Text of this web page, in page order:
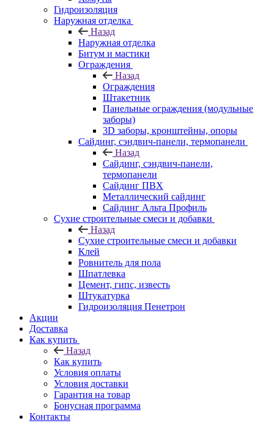
Гидроизоляция
Наружная отделка
Назад
Наружная отделка
Битум и мастики
Ограждения
Назад
Ограждения
Штакетник
Панельные ограждения (модульные
заборы)
3D заборы, кронштейны, опоры
Cайдинг, сэндвич-панели, термопанели
Назад
Cайдинг, сэндвич-панели,
термопанели
Сайдинг ПВХ
Металлический сайдинг
Сайдинг Альта Профиль
Сухие строительные смеси и добавки
Назад
Сухие строительные смеси и добавки
Клей
Ровнитель для пола
Шпатлевка
Цемент, гипс, известь
Штукатурка
Гидроизоляция Пенетрон
Акции
Доставка
Как купить
Назад
Как купить
Условия оплаты
Условия доставки
Гарантия на товар
Бонусная программа
Контакты